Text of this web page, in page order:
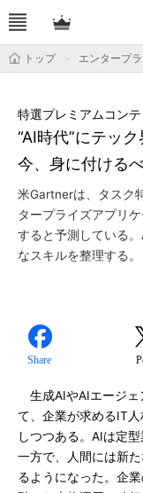
トップ エンタープ
“AI時代”にテッ
今、身に付ける
特選プレミアムコン
米Gartnerは、タスク
タープライズアプリ
すると予測している
なスキルを整理する。
Share
生成AIやAIエージェ
て、企業が求めるIT
しつつある。AIは定
一方で、人間には新
るようになった。企